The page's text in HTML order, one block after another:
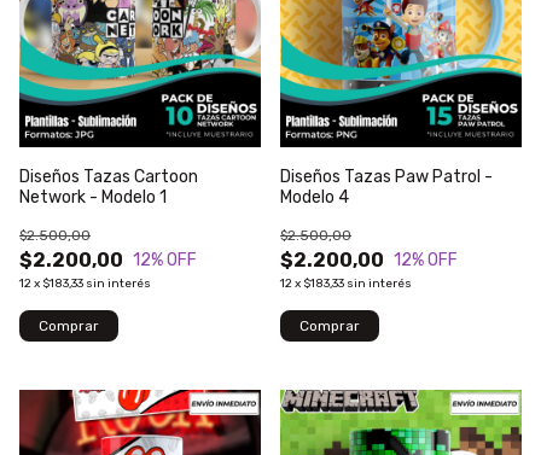
Diseños Tazas Cartoon
Network - Modelo 1
$2.200,00
$2.500,00
12% OFF
12x $183,33 sin interés
Diseños Tazas Paw Patrol -
Modelo 4
$2.200,00
$2.500,00
12% OFF
12x $183,33 sin interés